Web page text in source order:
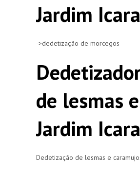
Jardim
->dedetização de morcegos
de lesmas
Jardim
Dedetização de lesmas e